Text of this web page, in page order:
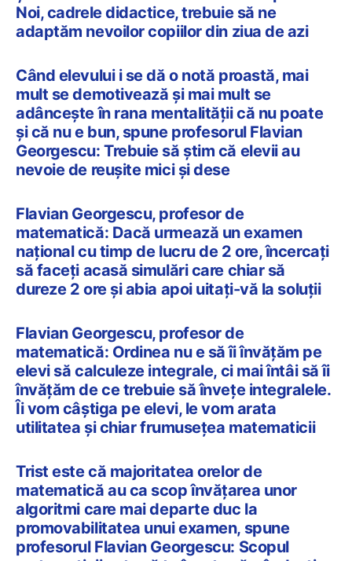
Noi, cadrele didactice, trebuie să ne
adaptăm nevoilor copiilor din ziua de azi
Când elevului i se dă o notă proastă, mai
mult se demotivează și mai mult se
adâncește în rana mentalității că nu poate
și că nu e bun, spune profesorul Flavian
Georgescu: Trebuie să știm că elevii au
nevoie de reușite mici și dese
Flavian Georgescu, profesor de
matematică: Dacă urmează un examen
național cu timp de lucru de 2 ore, încercați
să faceți acasă simulări care chiar să
dureze 2 ore și abia apoi uitați-vă la soluții
Flavian Georgescu, profesor de
matematică: Ordinea nu e să îi învățăm pe
elevi să calculeze integrale, ci mai întâi să îi
învățăm de ce trebuie să învețe integralele.
Îi vom câștiga pe elevi, le vom arata
utilitatea și chiar frumusețea matematicii
Trist este că majoritatea orelor de
matematică au ca scop învățarea unor
algoritmi care mai departe duc la
promovabilitatea unui examen, spune
profesorul Flavian Georgescu: Scopul